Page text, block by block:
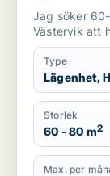
Jag söker
Västervik att
Type
Lägenhet,
Storlek
60 - 80 m2
Max. per